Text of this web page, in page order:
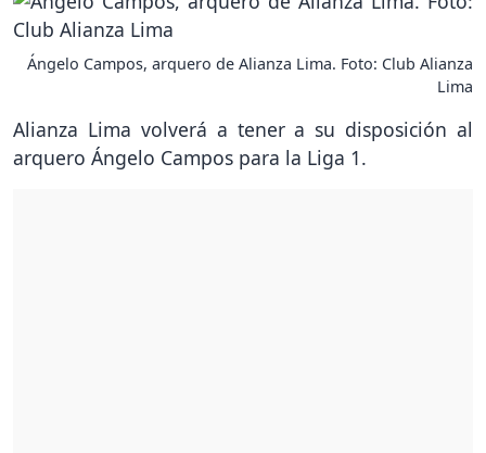
Ángelo Campos, arquero de Alianza Lima. Foto: Club Alianza
Lima
Alianza Lima volverá a tener a su disposición al
arquero Ángelo Campos para la Liga 1.